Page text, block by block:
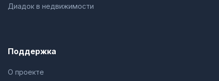
Диадок в недвижимости
Поддержка
О проекте